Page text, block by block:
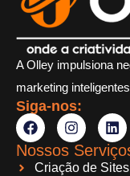
A Olley impulsiona
marketing
Siga-nos:
Nossos
Criação de